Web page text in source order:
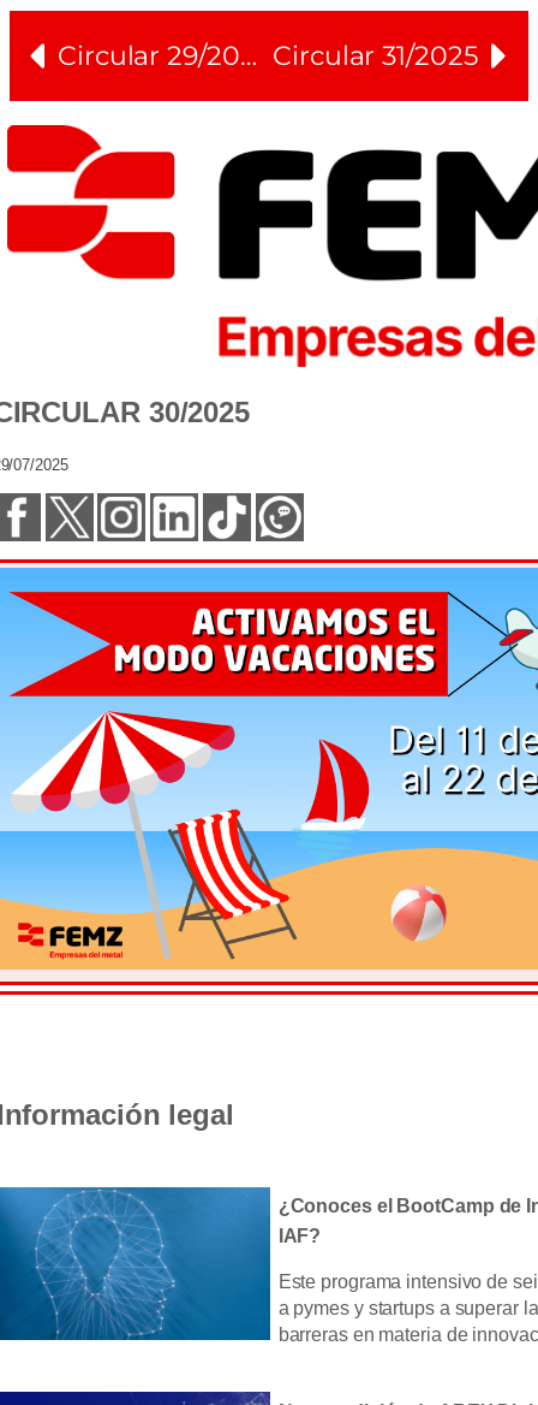
Circular 29/2025 Circular 31/2025
30/2025
07/2025
legal
¿Conoces el BootCamp de
IAF?
Este programa intensivo de
a pymes y startups a superar
barreras en materia de